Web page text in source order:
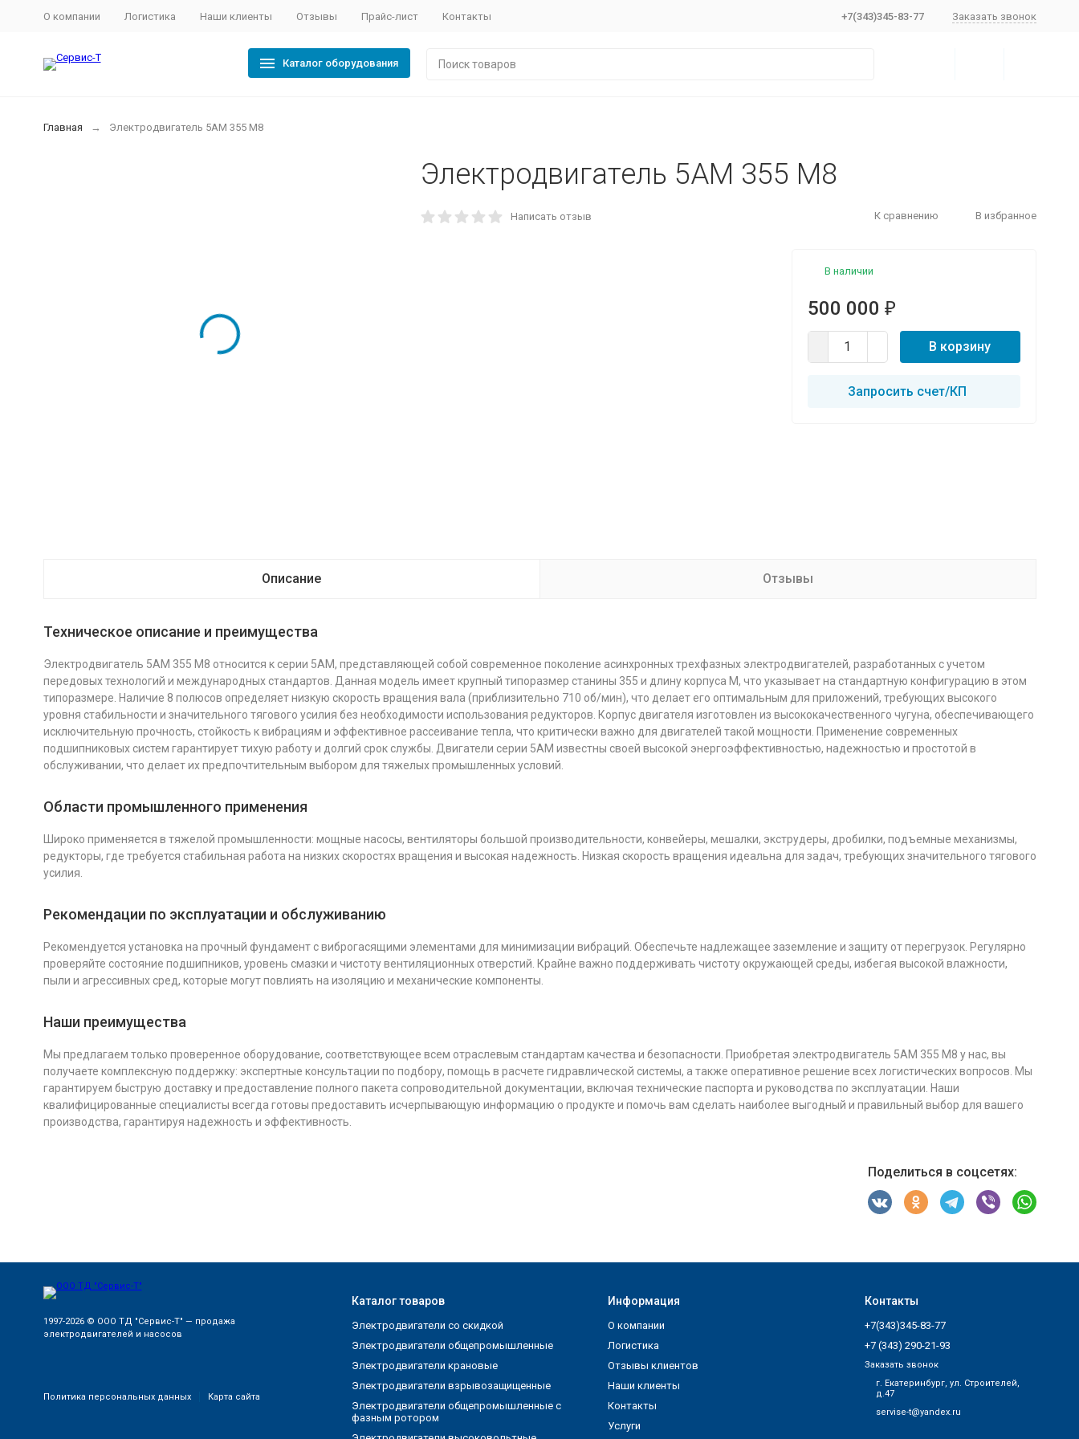
О компании Логистика Наши клиенты Отзывы Прайс-лист Контакты +7(343)345-83-77 Заказать звонок
Каталог оборудования
Главная Электродвигатель 5АМ 355 М8
Электродвигатель 5АМ 355 М8
Написать отзыв К сравнению В избранное
В наличии
500 000 ₽
В корзину
Запросить счет/КП
Описание Отзывы
Техническое описание и преимущества
Электродвигатель 5АМ 355 М8 относится к серии 5АМ, представляющей собой современное поколение асинхронных трехфазных электродвигателей, разработанных с учетом
передовых технологий и международных стандартов. Данная модель имеет крупный типоразмер станины 355 и длину корпуса М, что указывает на стандартную конфигурацию в этом
типоразмере. Наличие 8 полюсов определяет низкую скорость вращения вала (приблизительно 710 об/мин), что делает его оптимальным для приложений, требующих высокого
уровня стабильности и значительного тягового усилия без необходимости использования редукторов. Корпус двигателя изготовлен из высококачественного чугуна, обеспечивающего
исключительную прочность, стойкость к вибрациям и эффективное рассеивание тепла, что критически важно для двигателей такой мощности. Применение современных
подшипниковых систем гарантирует тихую работу и долгий срок службы. Двигатели серии 5АМ известны своей высокой энергоэффективностью, надежностью и простотой в
обслуживании, что делает их предпочтительным выбором для тяжелых промышленных условий.
Области промышленного применения
Широко применяется в тяжелой промышленности: мощные насосы, вентиляторы большой производительности, конвейеры, мешалки, экструдеры, дробилки, подъемные механизмы,
редукторы, где требуется стабильная работа на низких скоростях вращения и высокая надежность. Низкая скорость вращения идеальна для задач, требующих значительного тягового
усилия.
Рекомендации по эксплуатации и обслуживанию
Рекомендуется установка на прочный фундамент с виброгасящими элементами для минимизации вибраций. Обеспечьте надлежащее заземление и защиту от перегрузок. Регулярно
проверяйте состояние подшипников, уровень смазки и чистоту вентиляционных отверстий. Крайне важно поддерживать чистоту окружающей среды, избегая высокой влажности,
пыли и агрессивных сред, которые могут повлиять на изоляцию и механические компоненты.
Наши преимущества
Мы предлагаем только проверенное оборудование, соответствующее всем отраслевым стандартам качества и безопасности. Приобретая электродвигатель 5АМ 355 М8 у нас, вы
получаете комплексную поддержку: экспертные консультации по подбору, помощь в расчете гидравлической системы, а также оперативное решение всех логистических вопросов. Мы
гарантируем быструю доставку и предоставление полного пакета сопроводительной документации, включая технические паспорта и руководства по эксплуатации. Наши
квалифицированные специалисты всегда готовы предоставить исчерпывающую информацию о продукте и помочь вам сделать наиболее выгодный и правильный выбор для вашего
производства, гарантируя надежность и эффективность.
Поделиться в соцсетях:
1997-2026 © ООО ТД "Сервис-Т" — продажа
электродвигателей и насосов
Политика персональных данных Карта сайта
Каталог товаров
Электродвигатели со скидкой
Электродвигатели общепромышленные
Электродвигатели крановые
Электродвигатели взрывозащищенные
Электродвигатели общепромышленные с
фазным ротором
Информация
О компании
Логистика
Отзывы клиентов
Наши клиенты
Контакты
Услуги
Контакты
+7(343)345-83-77
+7 (343) 290-21-93
Заказать звонок
г. Екатеринбург, ул. Строителей,
д.47
servise-t@yandex.ru